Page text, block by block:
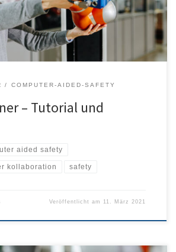
COMPUTER-AIDED-SAFETY
– Tutorial und
aided safety
kollaboration safety
Veröffentlicht am 11. März 2021